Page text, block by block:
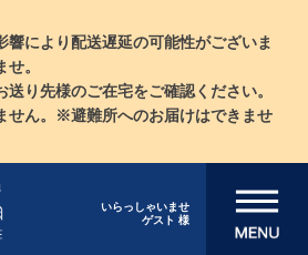
響により配送遅延の可能性がございま
。
り先様のご在宅をご確認ください。
せん。※避難所へのお届けはできませ
いらっしゃいませ
ゲスト 様
メニューを開